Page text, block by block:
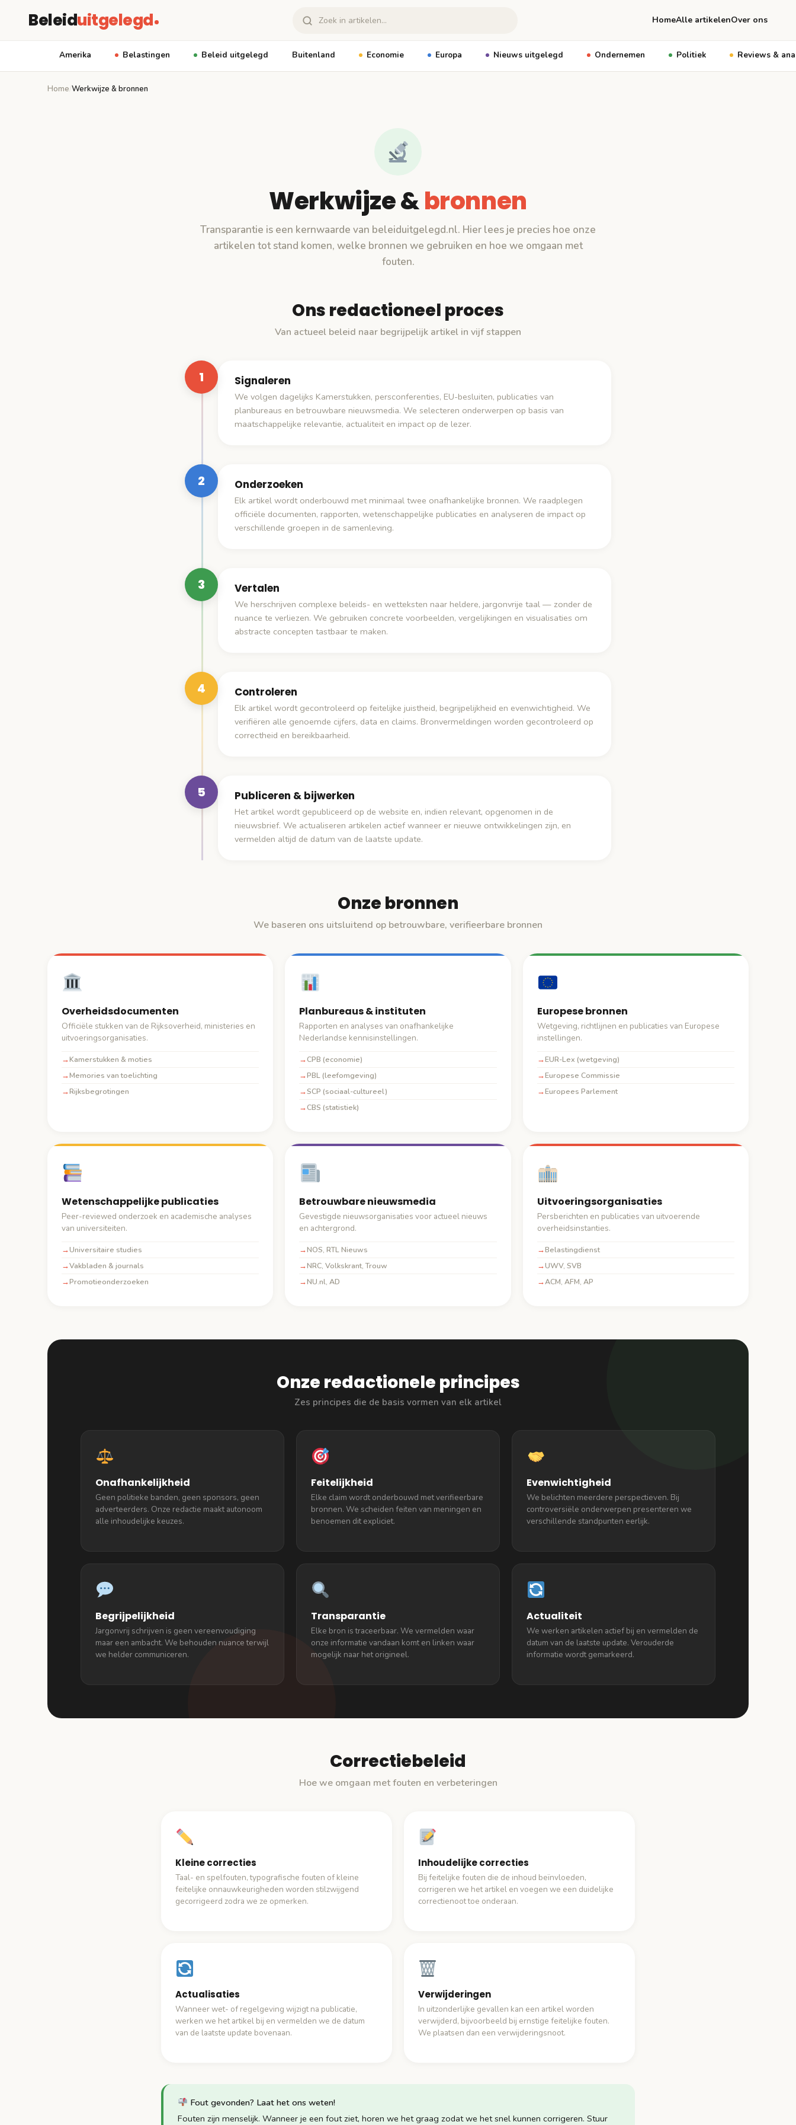
Beleiduitgelegd HomeAlle artikelenOver ons
Amerika Belastingen Beleid uitgelegd Buitenland Economie Europa Nieuws uitgelegd Ondernemen Politiek Reviews &
Home Werkwijze & bronnen
Werkwijze &bronnen
Transparantie is een kernwaarde van beleiduitgelegd.nl. Hier lees je precies hoe onze
artikelen tot stand komen, welke bronnen we gebruiken en hoe we omgaan met
fouten.
Ons redactioneel proces
Van actueel beleid naar begrijpelijk artikel in vijf stappen
1 Signaleren
We volgen dagelijks Kamerstukken, persconferenties, EU-besluiten, publicaties van
planbureaus en betrouwbare nieuwsmedia. We selecteren onderwerpen op basis van
maatschappelijke relevantie, actualiteit en impact op de lezer.
2 Onderzoeken
Elk artikel wordt onderbouwd met minimaal twee onafhankelijke bronnen. We raadplegen
officiële documenten, rapporten, wetenschappelijke publicaties en analyseren de impact op
verschillende groepen in de samenleving.
3 Vertalen
We herschrijven complexe beleids- en wetteksten naar heldere, jargonvrije taal — zonder de
nuance te verliezen. We gebruiken concrete voorbeelden, vergelijkingen en visualisaties om
abstracte concepten tastbaar te maken.
4 Controleren
Elk artikel wordt gecontroleerd op feitelijke juistheid, begrijpelijkheid en evenwichtigheid. We
verifiëren alle genoemde cijfers, data en claims. Bronvermeldingen worden gecontroleerd op
correctheid en bereikbaarheid.
5 Publiceren & bijwerken
Het artikel wordt gepubliceerd op de website en, indien relevant, opgenomen in de
nieuwsbrief. We actualiseren artikelen actief wanneer er nieuwe ontwikkelingen zijn, en
vermelden altijd de datum van de laatste update.
Onze bronnen
We baseren ons uitsluitend op betrouwbare, verifieerbare bronnen
Overheidsdocumenten
Officiële stukken van de Rijksoverheid, ministeries en
uitvoeringsorganisaties.
Kamerstukken & moties
Memories van toelichting
Rijksbegrotingen
Planbureaus & instituten
Rapporten en analyses van onafhankelijke
Nederlandse kennisinstellingen.
CPB (economie)
PBL (leefomgeving)
SCP (sociaal-cultureel)
CBS (statistiek)
Europese bronnen
Wetgeving, richtlijnen en publicaties van Europese
instellingen.
EUR-Lex (wetgeving)
Europese Commissie
Europees Parlement
Wetenschappelijke publicaties
Peer-reviewed onderzoek en academische analyses
van universiteiten.
Universitaire studies
Vakbladen & journals
Promotieonderzoeken
Betrouwbare nieuwsmedia
Gevestigde nieuwsorganisaties voor actueel nieuws
en achtergrond.
NOS, RTL Nieuws
NRC, Volkskrant, Trouw
NU.nl, AD
Uitvoeringsorganisaties
Persberichten en publicaties van uitvoerende
overheidsinstanties.
Belastingdienst
UWV, SVB
ACM, AFM, AP
Onze redactionele principes
Zes principes die de basis vormen van elk artikel
Onafhankelijkheid
Geen politieke banden, geen sponsors, geen
adverteerders. Onze redactie maakt autonoom
alle inhoudelijke keuzes.
Feitelijkheid
Elke claim wordt onderbouwd met verifieerbare
bronnen. We scheiden feiten van meningen en
benoemen dit expliciet.
Evenwichtigheid
We belichten meerdere perspectieven. Bij
controversiële onderwerpen presenteren we
verschillende standpunten eerlijk.
Begrijpelijkheid
Jargonvrij schrijven is geen vereenvoudiging
maar een ambacht. We behouden nuance terwijl
we helder communiceren.
Transparantie
Elke bron is traceerbaar. We vermelden waar
onze informatie vandaan komt en linken waar
mogelijk naar het origineel.
Actualiteit
We werken artikelen actief bij en vermelden de
datum van de laatste update. Verouderde
informatie wordt gemarkeerd.
Correctiebeleid
Hoe we omgaan met fouten en verbeteringen
Kleine correcties
Taal- en spelfouten, typografische fouten of kleine
feitelijke onnauwkeurigheden worden stilzwijgend
gecorrigeerd zodra we ze opmerken.
Inhoudelijke correcties
Bij feitelijke fouten die de inhoud beïnvloeden,
corrigeren we het artikel en voegen we een duidelijke
correctienoot toe onderaan.
Actualisaties
Wanneer wet- of regelgeving wijzigt na publicatie,
werken we het artikel bij en vermelden we de datum
van de laatste update bovenaan.
Verwijderingen
In uitzonderlijke gevallen kan een artikel worden
verwijderd, bijvoorbeeld bij ernstige feitelijke fouten.
We plaatsen dan een verwijderingsnoot.
Fout gevonden? Laat het ons weten!
Fouten zijn menselijk. Wanneer je een fout ziet, horen we het graag zodat we het snel kunnen corrigeren. Stuur